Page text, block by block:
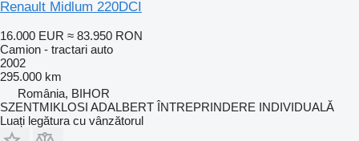
Renault Midlum 220DCI
16.000 EUR ≈ 83.950 RON
Camion - tractari auto
2002
295.000 km
România, BIHOR
SZENTMIKLOSI ADALBERT ÎNTREPRINDERE INDIVIDUALĂ
Luați legătura cu vânzătorul